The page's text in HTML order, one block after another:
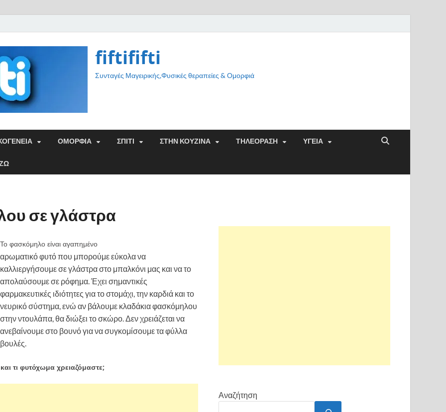
fiftififti
Συνταγές Μαγειρικής,Φυσικές θεραπείες & Ομορφιά
ΟΜΟΡΦΙΑ ΣΠΙΤΙ ΣΤΗΝ ΚΟΥΖΙΝΑ ΤΗΛΕΟΡΑΣΗ ΥΓΕΙΑ
σε γλάστρα
Το φασκόμηλο είναι αγαπημένο
αρωματικό φυτό που μπορούμε εύκολα να
καλλιεργήσουμε σε γλάστρα στο μπαλκόνι μας και να το
απολαύσουμε σε ρόφημα. Έχει σημαντικές
φαρμακευτικές ιδιότητες για το στομάχι, την καρδιά και το
νευρικό σύστημα, ενώ αν βάλουμε κλαδάκια φασκόμηλου
στην ντουλάπα, θα διώξει το σκώρο. Δεν χρειάζεται να
ανεβαίνουμε στο βουνό για να συγκομίσουμε τα φύλλα
τι φυτόχωμα χρειαζόμαστε;
Αναζήτηση